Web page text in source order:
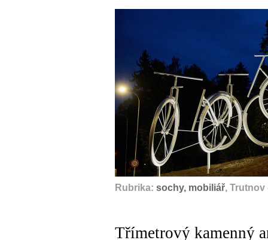
Rubrika: sochy, mobiliář, Trutnov
Třímetrový kamenný